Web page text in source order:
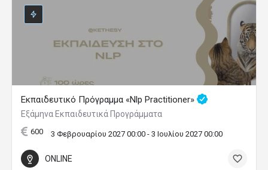
Εκπαιδευτικό Πρόγραμμα «Nlp Practitioner»
Εξάμηνα Εκπαιδευτικά Προγράμματα
600 3 Φεβρουαρίου 2027 00:00 - 3 Ιουλίου 2027 00:00
ONLINE